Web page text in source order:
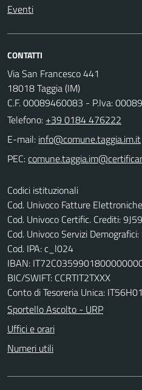
Eventi
CONTATTI
Via San Francesco 441
18018 Taggia (IM)
C.F. 00089460083 - P.Iva:
Telefono: +39 0184 476222
E-mail:
PEC:
Codici istituzionali
Cod. Univoco Fatture
Cod. Univoco Certific. Crediti:
Cod. Univoco Servizi
Cod. IPA: c_l024
IBAN:
BIC/SWIFT: CCRTIT2TXXX
Conto di Tesoreria Unica:
Sportello Ascolto - URP
Uffici e orari
Numeri utili